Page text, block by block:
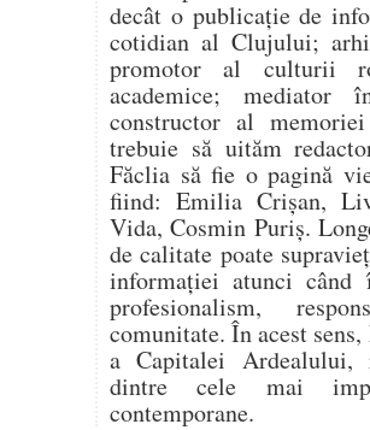
decât o publicație de
cotidian al Clujului;
promotor al culturii
academice; mediator
constructor al
trebuie să uităm
Făclia să fie o pagină
fiind: Emilia Crișan,
Vida, Cosmin Puriș.
de calitate poate
informației atunci când
profesionalism,
comunitate. În acest
a Capitalei Ardealului,
dintre cele mai
contemporane.